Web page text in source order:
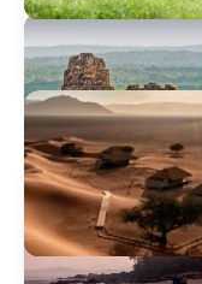
très
Parcs
San Francisco à